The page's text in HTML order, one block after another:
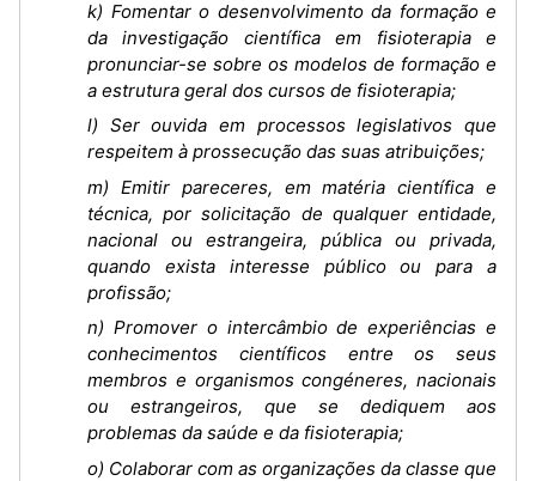
k) Fomentar o desenvolvimento da formação e
da investigação científica em fisioterapia e
pronunciar-se sobre os modelos de formação e
a estrutura geral dos cursos de fisioterapia;
l) Ser ouvida em processos legislativos que
respeitem à prossecução das suas atribuições;
m) Emitir pareceres, em matéria científica e
técnica, por solicitação de qualquer entidade,
nacional ou estrangeira, pública ou privada,
quando exista interesse público ou para a
profissão;
n) Promover o intercâmbio de experiências e
conhecimentos científicos entre os seus
membros e organismos congéneres, nacionais
ou estrangeiros, que se dediquem aos
problemas da saúde e da fisioterapia;
o) Colaborar com as organizações da classe que